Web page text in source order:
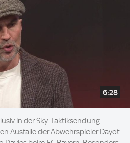
6:28
in der Sky-Taktiksendung
Ausfälle der Abwehrspieler Dayot